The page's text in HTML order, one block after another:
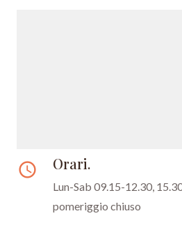
access_time Orari.
Lun-Sab 09.15-12.30,
pomeriggio chiuso